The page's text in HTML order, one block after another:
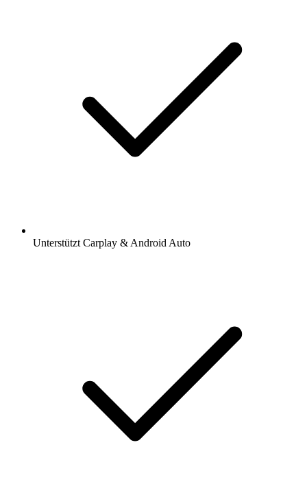
Unterstützt Carplay & Android Auto